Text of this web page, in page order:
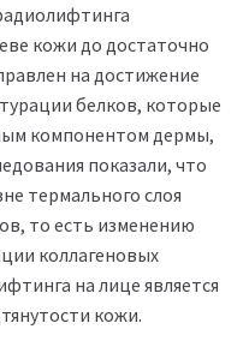
кожи до достаточно
на достижение
белков, которые
компонентом дермы,
показали, что
термального слоя
то есть изменению
коллагеновых
на лице является
кожи.